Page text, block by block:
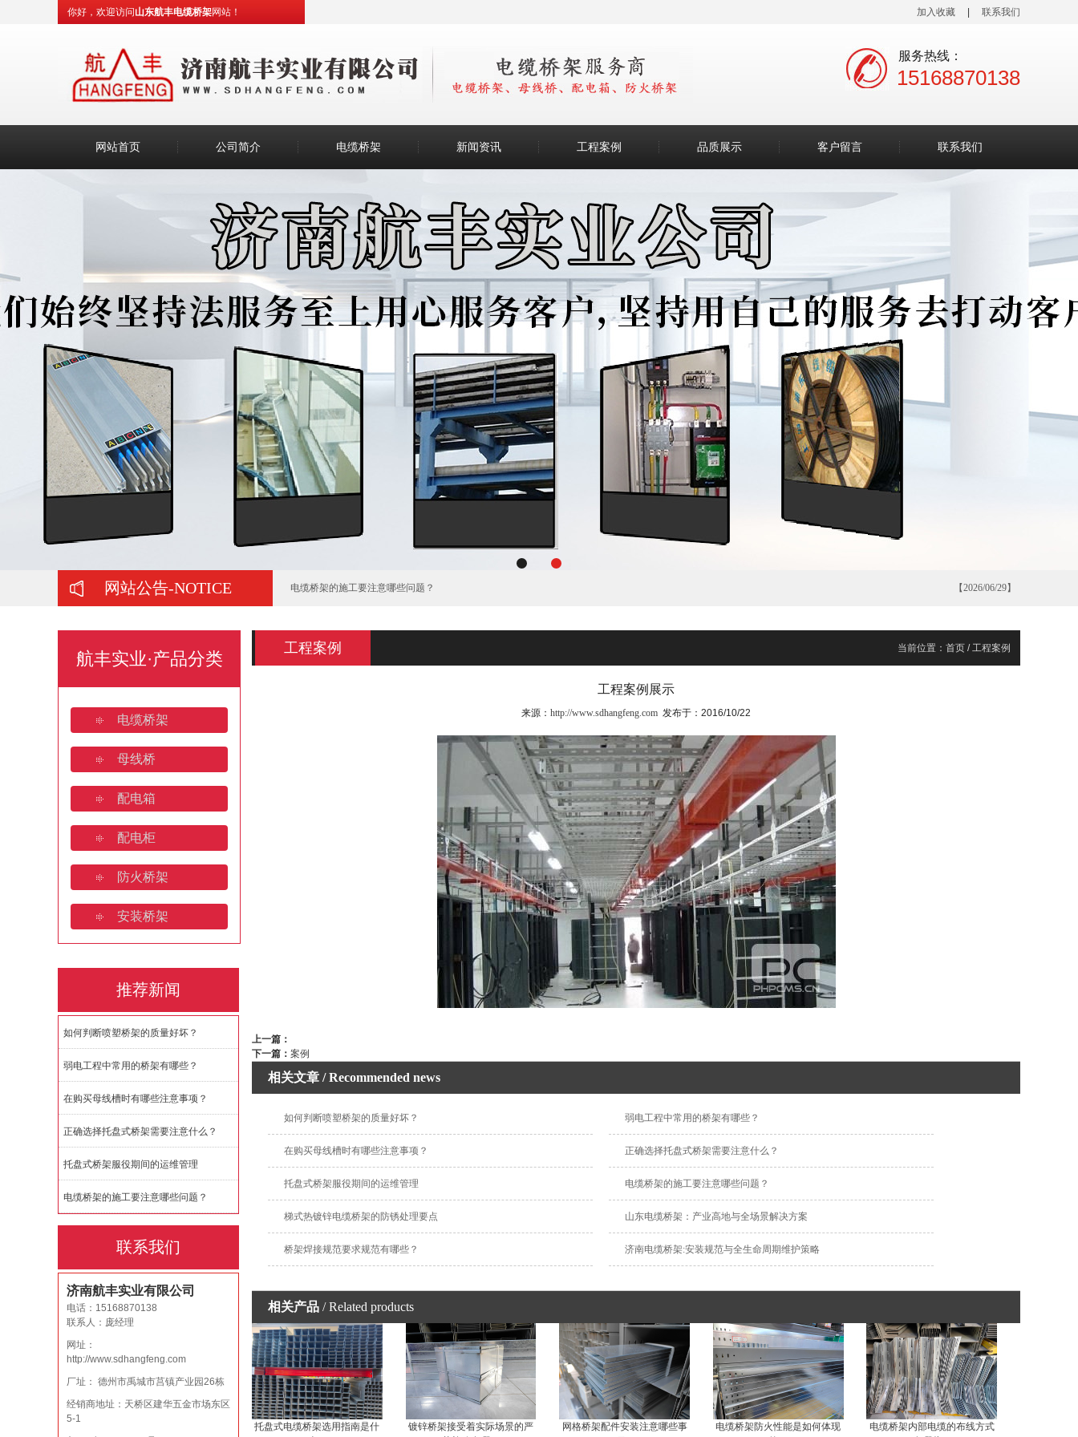
你好，欢迎访问山东航丰电缆桥架网站！ 加入收藏 联系我们
服务热线：
15168870138
网站首页 公司简介 电缆桥架 新闻资讯 工程案例 品质展示 客户留言 联系我们
网站公告-NOTICE
如何判断喷塑桥架的质量好坏？
弱电工程中常用的桥架有哪些？
在购买母线槽时有哪些注意事项？
托盘式桥架服役期间的运维管理
电缆桥架的施工要注意哪些问题？ 【2026/06/29】
航丰实业·产品分类
电缆桥架
母线桥
配电箱
配电柜
防火桥架
安装桥架
推荐新闻
如何判断喷塑桥架的质量好坏？
弱电工程中常用的桥架有哪些？
在购买母线槽时有哪些注意事项？
正确选择托盘式桥架需要注意什么？
托盘式桥架服役期间的运维管理
电缆桥架的施工要注意哪些问题？
联系我们
济南航丰实业有限公司
电话：15168870138
联系人：庞经理
网址：
http://www.sdhangfeng.com
厂址： 德州市禹城市莒镇产业园26栋
经销商地址：天桥区建华五金市场东区
5-1
工程案例 当前位置： 首页 /工程案例
工程案例展示
来源： http://www.sdhangfeng.com 发布于：2016/10/22
上一篇：
下一篇： 案例
相关文章 / Recommended news
如何判断喷塑桥架的质量好坏？ 弱电工程中常用的桥架有哪些？
在购买母线槽时有哪些注意事项？ 正确选择托盘式桥架需要注意什么？
托盘式桥架服役期间的运维管理 电缆桥架的施工要注意哪些问题？
梯式热镀锌电缆桥架的防锈处理要点 山东电缆桥架：产业高地与全场景解决方案
桥架焊接规范要求规范有哪些？ 济南电缆桥架:安装规范与全生命周期维护策略
相关产品 / Related products
托盘式电缆桥架选用指南是什
镀锌桥架接受着实际场景的严
网格桥架配件安装注意哪些事
电缆桥架防火性能是如何体现
电缆桥架内部电缆的布线方式